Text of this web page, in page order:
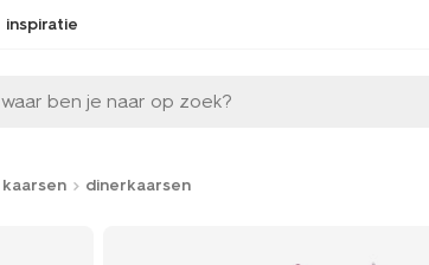
inspiratie
waar ben je naar op zoek?
kaarsen dinerkaarsen